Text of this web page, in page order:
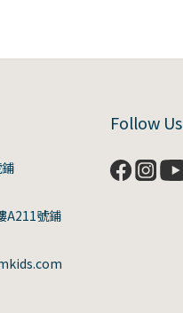
A211號鋪
Follow Us